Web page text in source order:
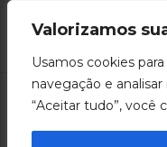
Valorizamos
Usamos cookies
navegação e
“Aceitar tudo”, você